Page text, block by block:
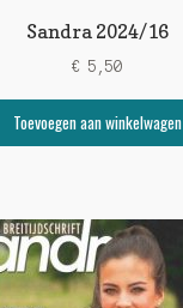
Sandra 2024/16
€ 5,50
Toevoegen aan winkelwagen